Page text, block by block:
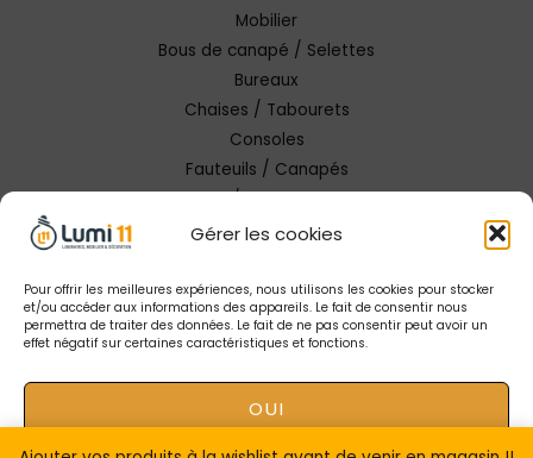
Gérer les cookies
Pour offrir les meilleures expériences, nous utilisons les cookies pour stocker
et/ou accéder aux informations des appareils. Le fait de consentir nous
permettra de traiter des données. Le fait de ne pas consentir peut avoir un
effet négatif sur certaines caractéristiques et fonctions.
OUI
Mobilier
Bous de canapé / Selettes
Bureaux
Chaises / Tabourets
Consoles
Fauteuils / Canapés
Copyright © 2026 Lumi 11 Carcassonne
Mentions Légales |Conception Tendance Digitale|